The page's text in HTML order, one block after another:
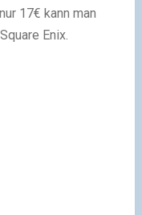
17€ kann man
Enix.